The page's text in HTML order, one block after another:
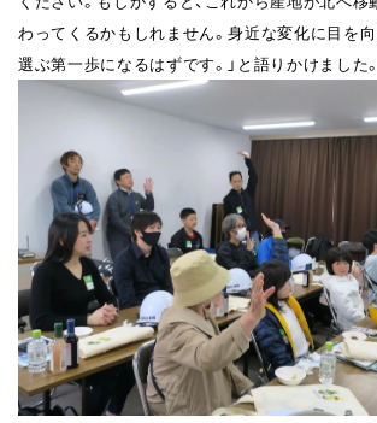
わってくるかもしれません。身近な変化に目を
選ぶ第一歩になるはずです。」と語りかけました。